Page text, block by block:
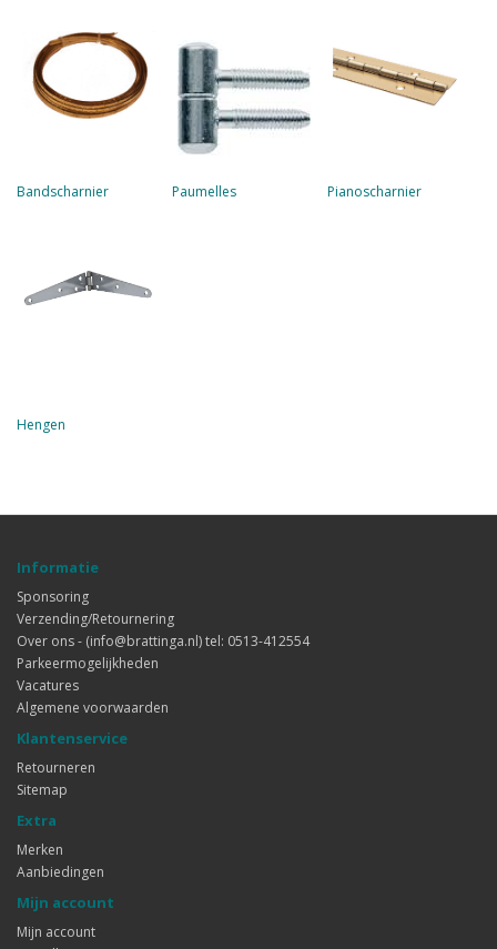
Bandscharnier Paumelles Pianoscharnier
Hengen
Informatie
Sponsoring
Verzending/Retournering
Over ons - (info@brattinga.nl) tel: 0513-412554
Parkeermogelijkheden
Vacatures
Algemene voorwaarden
Klantenservice
Retourneren
Sitemap
Extra
Merken
Aanbiedingen
Mijn account
Mijn account